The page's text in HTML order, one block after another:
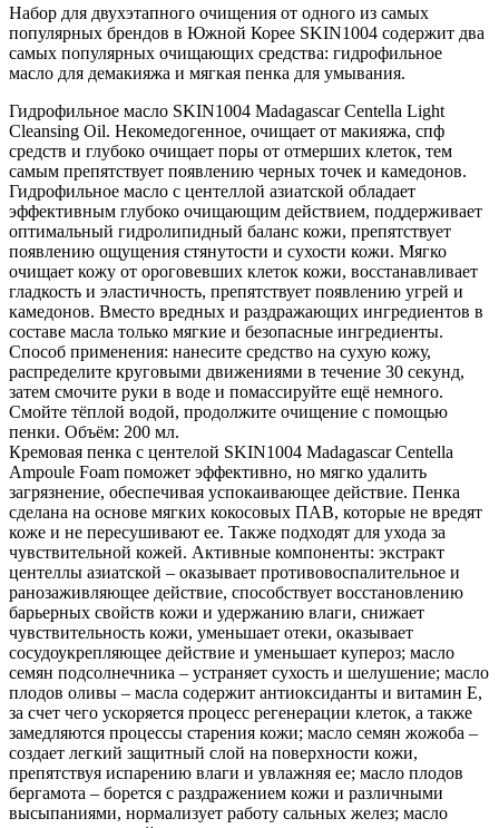
кожи
(гидрофильное
масло+пенка),SKIN1004
Madagascar
Double
Cleansing
Duo
Набор для двухэтапного очищения от одного из самых
популярных брендов в Южной Корее SKIN1004 содержит два
самых популярных очищающих средства: гидрофильное
масло для демакияжа и мягкая пенка для умывания.
Гидрофильное масло SKIN1004 Madagascar Centella Light
Cleansing Oil. Некомедогенное, очищает от макияжа, спф
средств и глубоко очищает поры от отмерших клеток, тем
самым препятствует появлению черных точек и камедонов.
Гидрофильное масло с центеллой азиатской обладает
эффективным глубоко очищающим действием, поддерживает
оптимальный гидролипидный баланс кожи, препятствует
появлению ощущения стянутости и сухости кожи. Мягко
очищает кожу от ороговевших клеток кожи, восстанавливает
гладкость и эластичность, препятствует появлению угрей и
камедонов. Вместо вредных и раздражающих ингредиентов в
составе масла только мягкие и безопасные ингредиенты.
Способ применения: нанесите средство на сухую кожу,
распределите круговыми движениями в течение 30 секунд,
затем смочите руки в воде и помассируйте ещё немного.
Смойте тёплой водой, продолжите очищение с помощью
пенки. Объём: 200 мл.
Кремовая пенка с центелой SKIN1004 Madagascar Centella
Ampoule Foam поможет эффективно, но мягко удалить
загрязнение, обеспечивая успокаивающее действие. Пенка
сделана на основе мягких кокосовых ПАВ, которые не вредят
коже и не пересушивают ее. Также подходят для ухода за
чувствительной кожей. Активные компоненты: экстракт
центеллы азиатской – оказывает противовоспалительное и
ранозаживляющее действие, способствует восстановлению
барьерных свойств кожи и удержанию влаги, снижает
чувствительность кожи, уменьшает отеки, оказывает
сосудоукрепляющее действие и уменьшает купероз; масло
семян подсолнечника – устраняет сухость и шелушение; масло
плодов оливы – масла содержит антиоксиданты и витамин Е,
за счет чего ускоряется процесс регенерации клеток, а также
замедляются процессы старения кожи; масло семян жожоба –
создает легкий защитный слой на поверхности кожи,
препятствуя испарению влаги и увлажняя ее; масло плодов
бергамота – борется с раздражением кожи и различными
высыпаниями, нормализует работу сальных желез; масло